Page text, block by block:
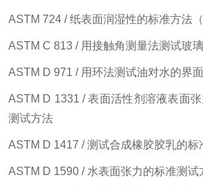
ASTM 724 / 纸表面润湿性的标准方法（
ASTM C 813 / 用接触角测量法测试玻
ASTM D 971 / 用环法测试油对水的界
ASTM D 1331 / 表面活性剂溶液表面
测试方法
ASTM D 1417 / 测试合成橡胶胶乳的标
ASTM D 1590 / 水表面张力的标准测试